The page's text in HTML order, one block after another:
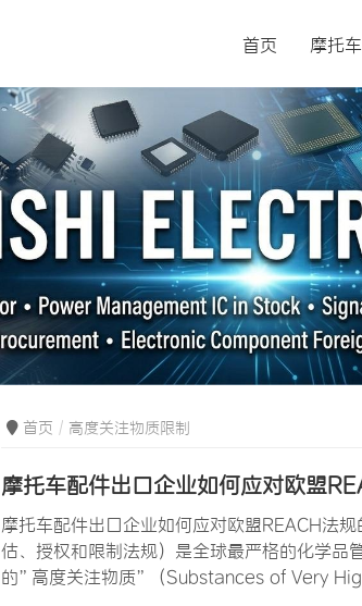
首页 摩托车
首页 高度关注物质限制
摩托车配件出口企业如何应对欧盟
摩托车配件出口企业如何应对欧盟REACH法
估、授权和限制法规）是全球最严格的化学品
的”高度关注物质”（Substances of Very